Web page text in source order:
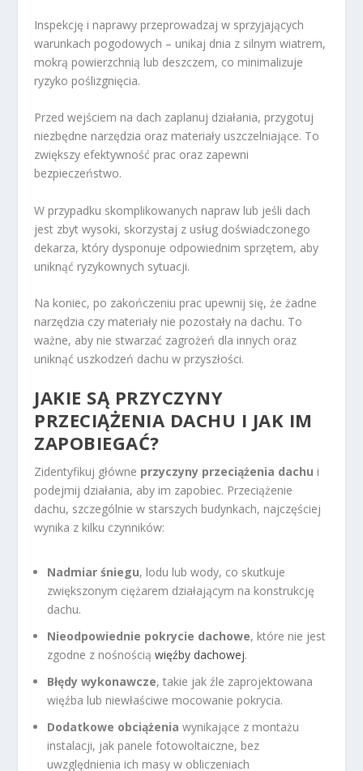
Inspekcję i naprawy przeprowadzaj w sprzyjających
warunkach pogodowych – unikaj dnia z silnym wiatrem,
mokrą powierzchnią lub deszczem, co minimalizuje
ryzyko poślizgnięcia.
Przed wejściem na dach zaplanuj działania, przygotuj
niezbędne narzędzia oraz materiały uszczelniające. To
zwiększy efektywność prac oraz zapewni
bezpieczeństwo.
W przypadku skomplikowanych napraw lub jeśli dach
jest zbyt wysoki, skorzystaj z usług doświadczonego
dekarza, który dysponuje odpowiednim sprzętem, aby
uniknąć ryzykownych sytuacji.
Na koniec, po zakończeniu prac upewnij się, że żadne
narzędzia czy materiały nie pozostały na dachu. To
ważne, aby nie stwarzać zagrożeń dla innych oraz
uniknąć uszkodzeń dachu w przyszłości.
JAKIE SĄ PRZYCZYNY
PRZECIĄŻENIA DACHU I JAK IM
ZAPOBIEGAĆ?
Zidentyfikuj główne przyczyny przeciążenia dachu i
podejmij działania, aby im zapobiec. Przeciążenie
dachu, szczególnie w starszych budynkach, najczęściej
wynika z kilku czynników:
Nadmiar śniegu, lodu lub wody, co skutkuje
zwiększonym ciężarem działającym na konstrukcję
dachu.
Nieodpowiednie pokrycie dachowe, które nie jest
zgodne z nośnościąwięźby dachowej.
Błędy wykonawcze, takie jak źle zaprojektowana
więźba lub niewłaściwe mocowanie pokrycia.
Dodatkowe obciążenia wynikające z montażu
instalacji, jak panele fotowoltaiczne, bez
uwzględnienia ich masy w obliczeniach